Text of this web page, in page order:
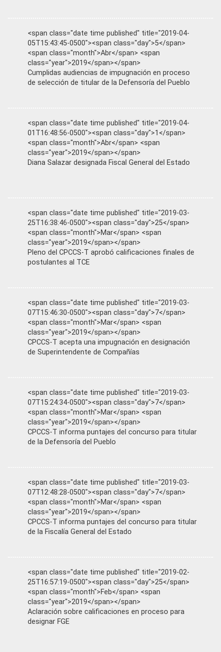
<span class="date time published" title="2019-04-
05T15:43:45-0500"><span class="day">5</span>
<span class="month">Abr</span> <span
class="year">2019</span></span>
Cumplidas audiencias de impugnación en proceso
de selección de titular de la Defensoría del Pueblo
<span class="date time published" title="2019-04-
01T16:48:56-0500"><span class="day">1</span>
<span class="month">Abr</span> <span
class="year">2019</span></span>
Diana Salazar designada Fiscal General del Estado
<span class="date time published" title="2019-03-
25T16:38:46-0500"><span class="day">25</span>
<span class="month">Mar</span> <span
class="year">2019</span></span>
Pleno del CPCCS-T aprobó calificaciones finales de
postulantes al TCE
<span class="date time published" title="2019-03-
07T15:46:30-0500"><span class="day">7</span>
<span class="month">Mar</span> <span
class="year">2019</span></span>
CPCCS-T acepta una impugnación en designación
de Superintendente de Compañías
<span class="date time published" title="2019-03-
07T15:24:34-0500"><span class="day">7</span>
<span class="month">Mar</span> <span
class="year">2019</span></span>
CPCCS-T informa puntajes del concurso para titular
de la Defensoría del Pueblo
<span class="date time published" title="2019-03-
07T12:48:28-0500"><span class="day">7</span>
<span class="month">Mar</span> <span
class="year">2019</span></span>
CPCCS-T informa puntajes del concurso para titular
de la Fiscalía General del Estado
<span class="date time published" title="2019-02-
25T16:57:19-0500"><span class="day">25</span>
<span class="month">Feb</span> <span
class="year">2019</span></span>
Aclaración sobre calificaciones en proceso para
designar FGE